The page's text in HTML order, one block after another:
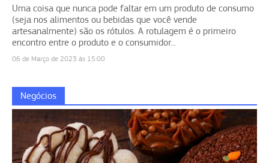
Uma coisa que nunca pode faltar em um produto de consumo
(seja nos alimentos ou bebidas que você vende
artesanalmente) são os rótulos. A rotulagem é o primeiro
encontro entre o produto e o consumidor...
06 de Março de 2023 às 15:00
Negócios